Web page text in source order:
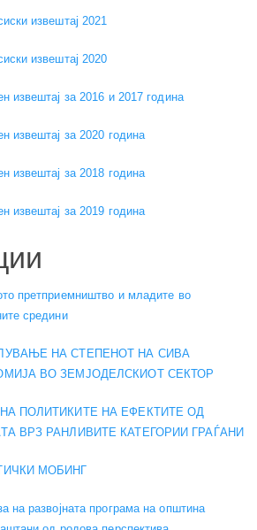
извештај 2021
извештај 2020
извештај за 2016 и 2017 година
извештај за 2020 година
извештај за 2018 година
извештај за 2019 година
претприемништво и младите во
средини
НА СТЕПЕНОТ НА СИВА
ВО ЗЕМЈОДЕЛСКИОТ СЕКТОР
ПОЛИТИКИТЕ НА ЕФЕКТИТЕ ОД
ВРЗ РАНЛИВИТЕ КАТЕГОРИИ ГРАЃАНИ
МОБИНГ
на развојната програма на општина